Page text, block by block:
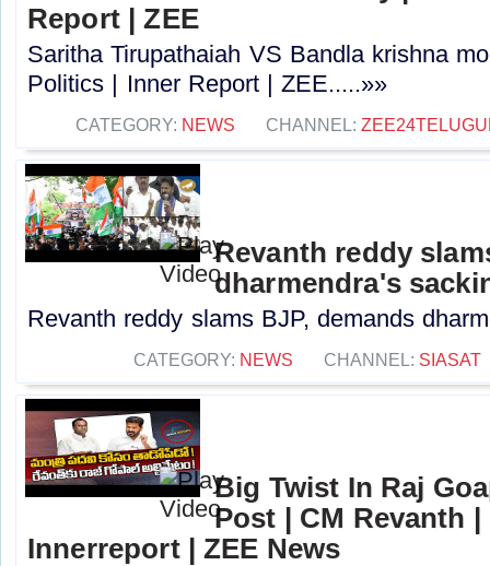
Report | ZEE
Saritha Tirupathaiah VS Bandla krishna
Politics | Inner Report | ZEE.....»»
CATEGORY: NEWS CHANNEL:
Revanth reddy
dharmendra's
Revanth reddy slams BJP, demands
CATEGORY: NEWS CHANNEL: SIASAT
Big Twist In Raj
Post | CM Revanth
Innerreport | ZEE News